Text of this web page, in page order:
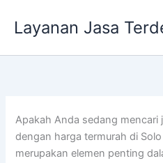
Layanan Jasa
Apakah Anda sedang mencari
dengan harga termurah di
merupakan elemen penting